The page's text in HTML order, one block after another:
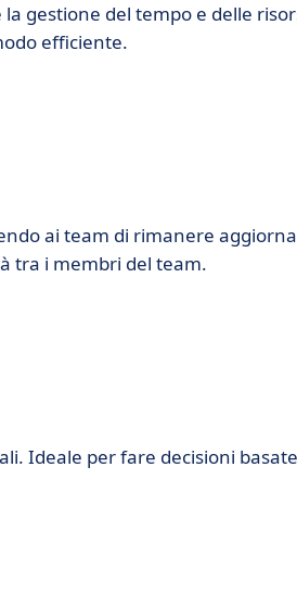
gestione del tempo e delle
efficiente.
ai team di rimanere
tra i membri del team.
Ideale per fare decisioni basate